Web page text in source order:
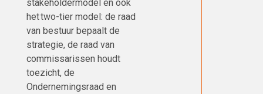
stakeholdermodel en ook
het two-tier model: de raad
van bestuur bepaalt de
strategie, de raad van
commissarissen houdt
toezicht, de
Ondernemingsraad en